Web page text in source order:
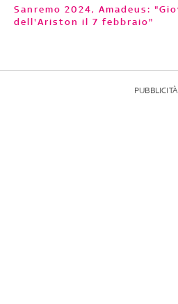
Sanremo 2024, Amadeus: "Giovanni Allevi sul palco
dell'Ariston il 7 febbraio"
PUBBLICITÀ